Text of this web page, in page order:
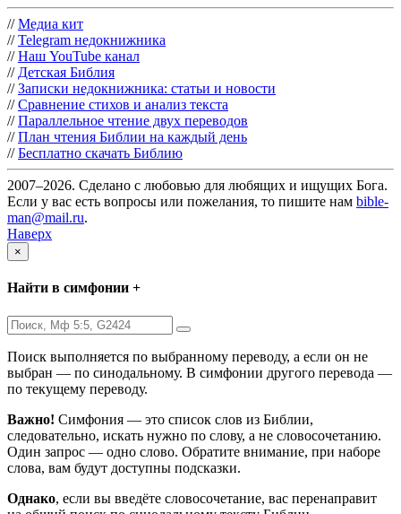
// Медиа кит
// Telegram недокнижника
// Наш YouTube канал
// Детская Библия
// Записки недокнижника: статьи и новости
// Сравнение стихов и анализ текста
// Параллельное чтение двух переводов
// План чтения Библии на каждый день
// Бесплатно скачать Библию
2007–2026. Сделано с любовью для любящих и ищущих Бога.
Если у вас есть вопросы или пожелания, то пишите нам bible-
man@mail.ru.
Наверх
×
Найти в симфонии +
Поиск выполняется по выбранному переводу, а если он не
выбран — по синодальному. В симфонии другого перевода —
по текущему переводу.
Важно! Симфония — это список слов из Библии,
следовательно, искать нужно по слову, а не словосочетанию.
Один запрос — одно слово. Обратите внимание, при наборе
слова, вам будут доступны подсказки.
Однако, если вы введёте словосочетание, вас перенаправит